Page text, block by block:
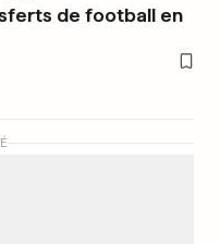
de football en